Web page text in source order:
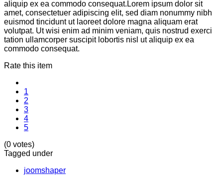
aliquip ex ea commodo consequat.Lorem ipsum dolor sit
amet, consectetuer adipiscing elit, sed diam nonummy nibh
euismod tincidunt ut laoreet dolore magna aliquam erat
volutpat. Ut wisi enim ad minim veniam, quis nostrud exerci
tation ullamcorper suscipit lobortis nisl ut aliquip ex ea
commodo consequat.
Rate this item
1
2
3
4
5
(0 votes)
Tagged under
joomshaper